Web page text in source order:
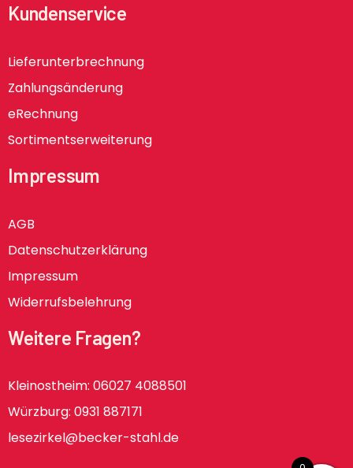
Kundenservice
Lieferunterbrechnung
Zahlungsänderung
eRechnung
Sortimentserweiterung
Impressum
AGB
Datenschutzerklärung
Impressum
Widerrufsbelehrung
Weitere Fragen?
Kleinostheim: 06027 4088501
Würzburg: 0931 887171
lesezirkel@becker-stahl.de